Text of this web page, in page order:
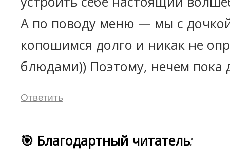
А по поводу меню — мы с
копошимся долго и никак не
блюдами)) Поэтому, нечем пока
Ответить
🎯 Благодартный читатель: